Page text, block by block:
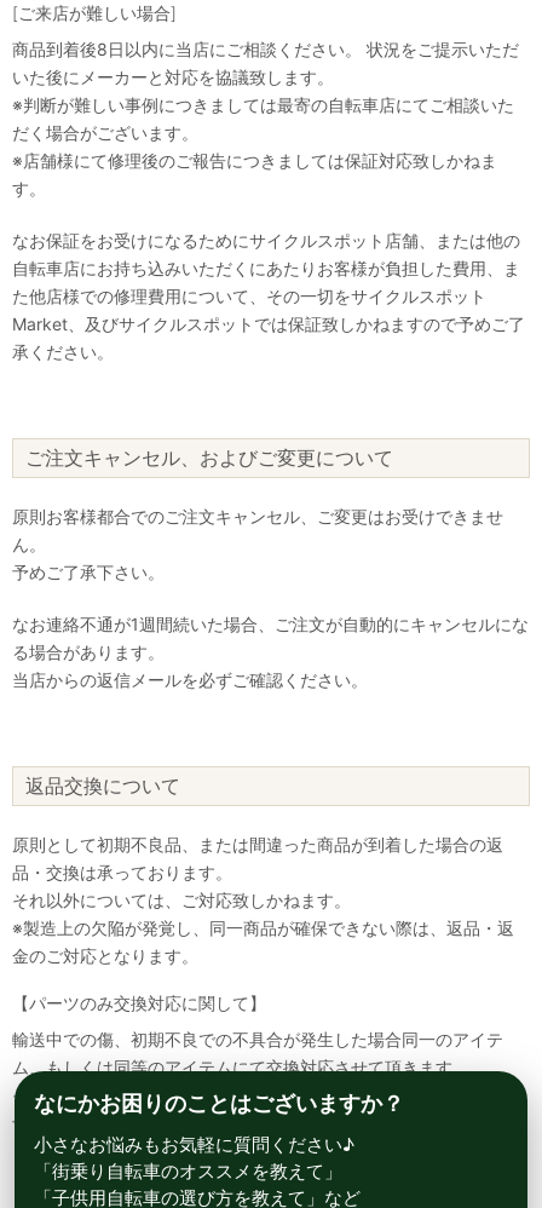
[ご来店が難しい場合]
商品到着後8日以内に当店にご相談ください。 状況をご提示いただ
いた後にメーカーと対応を協議致します。
※判断が難しい事例につきましては最寄の自転車店にてご相談いた
だく場合がございます。
※店舗様にて修理後のご報告につきましては保証対応致しかねま
す。
なお保証をお受けになるためにサイクルスポット店舗、または他の
自転車店にお持ち込みいただくにあたりお客様が負担した費用、ま
た他店様での修理費用について、その一切をサイクルスポット
Market、及びサイクルスポットでは保証致しかねますので予めご了
承ください。
ご注文キャンセル、およびご変更について
原則お客様都合でのご注文キャンセル、ご変更はお受けできませ
ん。
予めご了承下さい。
なお連絡不通が1週間続いた場合、ご注文が自動的にキャンセルにな
る場合があります。
当店からの返信メールを必ずご確認ください。
返品交換について
原則として初期不良品、または間違った商品が到着した場合の返
品・交換は承っております。
それ以外については、ご対応致しかねます。
※製造上の欠陥が発覚し、同一商品が確保できない際は、返品・返
金のご対応となります。
【パーツのみ交換対応に関して】
輸送中での傷、初期不良での不具合が発生した場合同一のアイテ
ム、もしくは同等のアイテムにて交換対応させて頂きます。
その場合該当部品を着払いにて返送して頂く必要が御座いますので
予めご了承ください。
なにかお困りのことはございますか？
小さなお悩みもお気軽に質問ください♪
「街乗り自転車のオススメを教えて」
「子供用自転車の選び方を教えて」など